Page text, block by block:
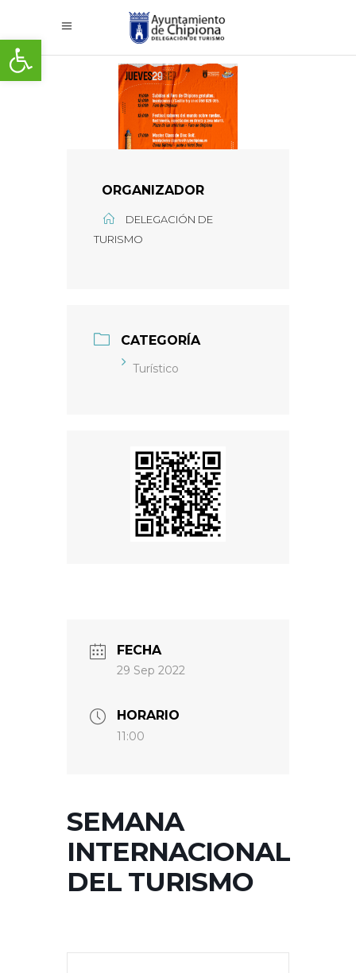
Abrir barra de herramientas
ORGANIZADOR
DELEGACIÓN DE
TURISMO
CATEGORÍA
Turístico
FECHA
29 Sep 2022
HORARIO
11:00
SEMANA
INTERNACIONAL
DEL TURISMO